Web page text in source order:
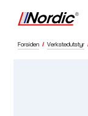
Forsiden / Verkstedutstyr